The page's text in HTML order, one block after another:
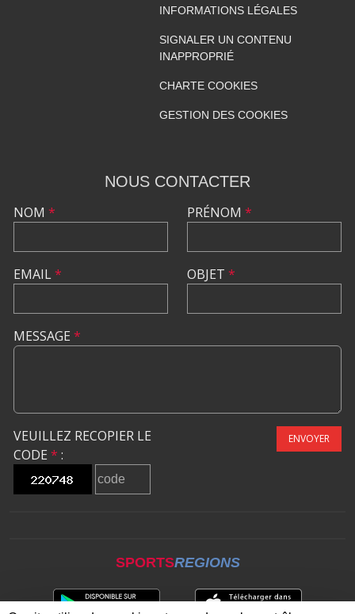
INFORMATIONS LÉGALES
SIGNALER UN CONTENU
INAPPROPRIÉ
CHARTE COOKIES
GESTION DES COOKIES
NOUS CONTACTER
NOM *
EMAIL*
PRÉNOM *
OBJET *
MESSAGE *
VEUILLEZ RECOPIER LE
CODE * :
ENVOYER
SPORTSREGIONS